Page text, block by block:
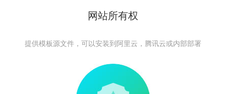
网站所有权
提供模板源文件，可以安装到阿里云，腾讯云或内部部署